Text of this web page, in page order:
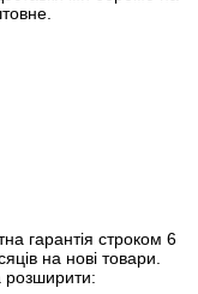
гарантія строком 6
на нові товари.
розширити: